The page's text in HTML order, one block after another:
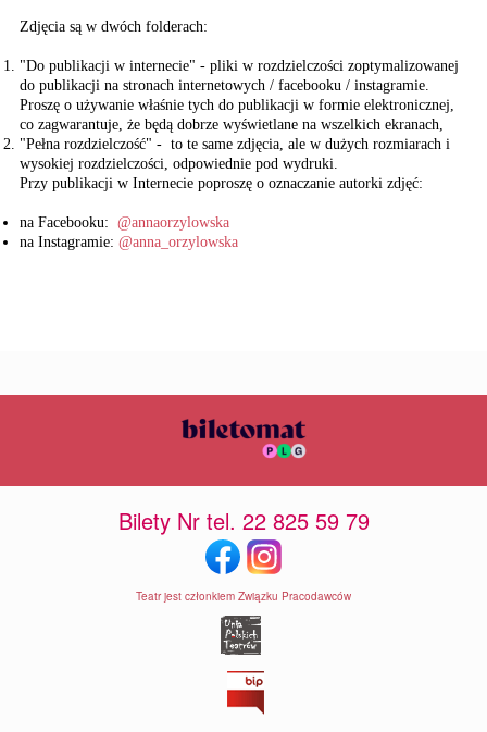
Zdjęcia są w dwóch folderach:
"Do publikacji w internecie" - pliki w rozdzielczości zoptymalizowanej
do publikacji na stronach internetowych / facebooku / instagramie.
Proszę o używanie właśnie tych do publikacji w formie elektronicznej,
co zagwarantuje, że będą dobrze wyświetlane na wszelkich ekranach,
"Pełna rozdzielczość" - to te same zdjęcia, ale w dużych rozmiarach i
wysokiej rozdzielczości, odpowiednie pod wydruki.
Przy publikacji w Internecie poproszę o oznaczanie autorki zdjęć:
na Facebooku: @annaorzylowska
na Instagramie: @anna_orzylowska
Bilety Nr tel. 22 825 59 79
Teatr jest członkiem Związku Pracodawców